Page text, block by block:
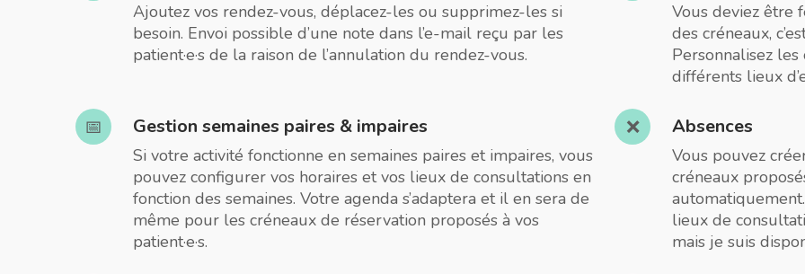
Ajoutez vos rendez-vous, déplacez-les ou supprimez-les si
besoin. Envoi possible d’une note dans l’e-mail reçu par les
patient·e·s de la raison de l’annulation du rendez-vous.
Vous deviez être
des créneaux,
Personnalisez
différents lieux
📅 Gestion semaines paires & impaires
Si votre activité fonctionne en semaines paires et impaires, vous
pouvez configurer vos horaires et vos lieux de consultations en
fonction des semaines. Votre agenda s’adaptera et il en sera de
même pour les créneaux de réservation proposés à vos
patient·e·s.
❌ Absences
Vous pouvez
créneaux
lieux de
mais je suis